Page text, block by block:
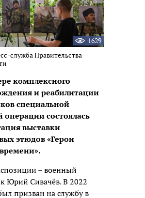
1629
служба Правительства
комплексного
и реабилитации
специальной
операции состоялась
выставки
этюдов «Герои
– военный
Юрий Сивачёв. В 2022
призван на службу в